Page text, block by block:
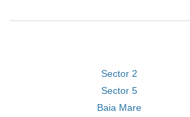
Sector 2
Sector 5
Baia Mare